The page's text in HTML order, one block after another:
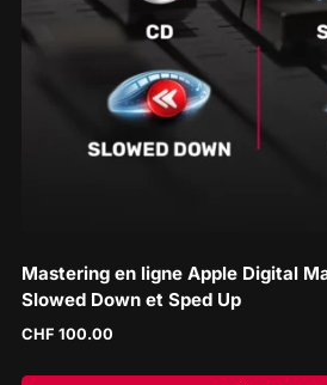
Mastering en ligne Apple Digital
Slowed Down et Sped Up
CHF 100.00